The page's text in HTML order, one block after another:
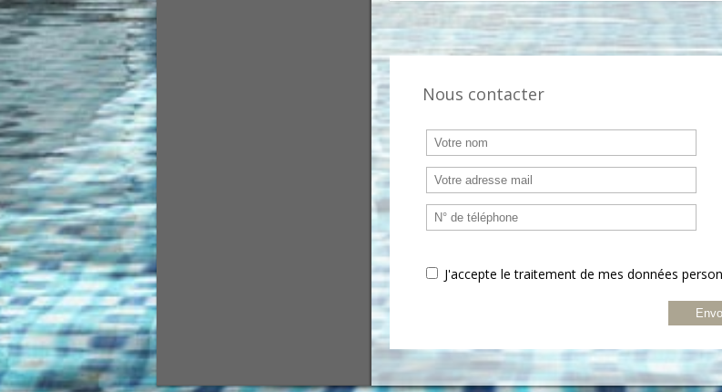
Nous contacter
J'accepte le traitement de mes données